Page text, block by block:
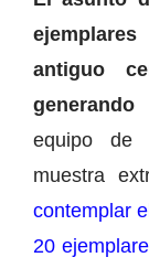
antiguo
generando
equipo de
muestra
contemplar
20